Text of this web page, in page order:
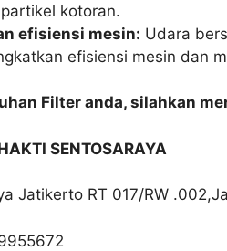
kotoran.
efisiensi mesin: Udara
efisiensi mesin dan
Filter anda, silahkan
SENTOSARAYA
Jatikerto RT 017/RW